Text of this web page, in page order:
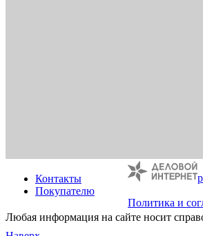
Контакты
Покупателю
Политика и
Любая информация на сайте носит